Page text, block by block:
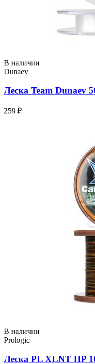
В наличии
Dunaev
Леска Team Dunaev
259 ₽
В наличии
Prologic
Леска PL XLNT HP